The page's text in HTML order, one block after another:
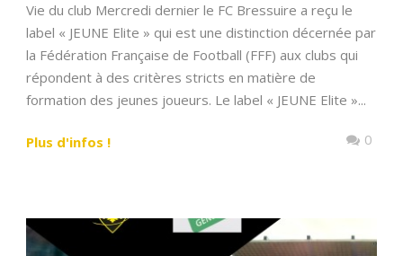
Vie du club Mercredi dernier le FC Bressuire a reçu le
label « JEUNE Elite » qui est une distinction décernée par
la Fédération Française de Football (FFF) aux clubs qui
répondent à des critères stricts en matière de
formation des jeunes joueurs. Le label « JEUNE Elite »...
Plus d'infos ! 0